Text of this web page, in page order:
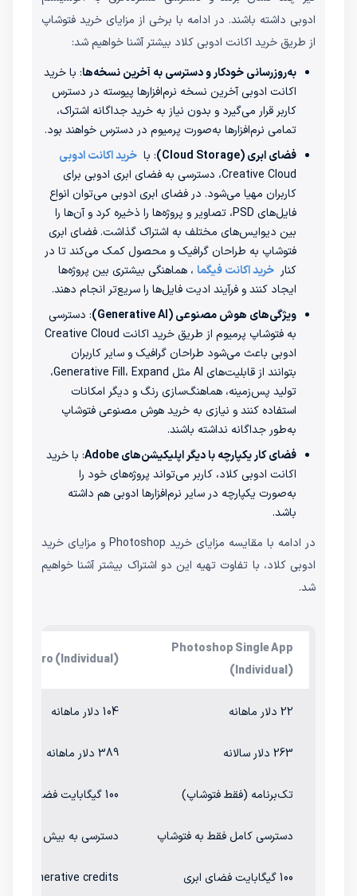
ادوبی داشته باشند. در ادامه با برخی از مزایای خرید فتوشاپ
از طریق خرید اکانت ادوبی کلاد بیشتر آشنا خواهیم شد:
به‌روزرسانی خودکار و دسترسی به آخرین نسخه‌ها: با خرید
اکانت ادوبی آخرین نسخه نرم‌افزارها پیوسته در دسترس
کاربر قرار می‌گیرد و بدون نیاز به خرید جداگانه اشتراک،
تمامی نرم‌افزارها به‌صورت پرمیوم در دسترس خواهند بود.
فضای ابری (Cloud Storage)
: با خرید اکانت ادوبی
Creative Cloud، دسترسی به فضای ابری ادوبی برای
کاربران مهیا می‌شود. در فضای ابری ادوبی می‌توان انواع
فایل‌های PSD، تصاویر و پروژه‌ها را ذخیره کرد و آن‌ها را
بین دیوایس‌های مختلف به اشتراک گذاشت. فضای ابری
فتوشاپ به طراحان گرافیک و محصول کمک می‌کند تا در
کنار خرید اکانت فیگما ، هماهنگی بیشتری بین پروژه‌ها
ایجاد کنند و فرآیند ادیت فایل‌ها را سریع‌تر انجام دهند.
ویژگی‌های هوش مصنوعی (Generative AI)
: دسترسی
به فتوشاپ پرمیوم از طریق خرید اکانت Creative Cloud
ادوبی باعث می‌شود طراحان گرافیک و سایر کاربران
بتوانند از قابلیت‌های AI مثل Generative Fill، Expand،
تولید پس‌زمینه، هماهنگ‌سازی رنگ و دیگر امکانات
استفاده کنند و نیازی به خرید هوش مصنوعی فتوشاپ
به‌طور جداگانه نداشته باشند.
فضای کار یکپارچه با دیگر اپلیکیشن‌های Adobe
: با خرید
اکانت ادوبی کلاد، کاربر می‌تواند پروژه‌های خود را
به‌صورت یکپارچه در سایر نرم‌افزارها ادوبی هم داشته
باشد.
در ادامه با مقایسه مزایای خرید Photoshop و مزایای خرید
ادوبی کلاد، با تفاوت تهیه این دو اشتراک بیشتر آشنا خواهیم
شد.
Photoshop Single App
(Individual)
Pro (Individual)
22 دلار ماهانه 104 دلار ماهانه
263 دلار سالانه 389 دلار ماهانه
تک‌برنامه (فقط فتوشاپ) 100 گیگابایت فضای ابری + پلن کامل برای تمام اپ‌ها
دسترسی کامل فقط به فتوشاپ دسترسی به بیش از ۲۰ اپلیکیشن ادوبی از جمله فتوشاپ
100 گیگابایت فضای ابری Generative credits نامحدود برای ویژگی‌های استاندارد AI